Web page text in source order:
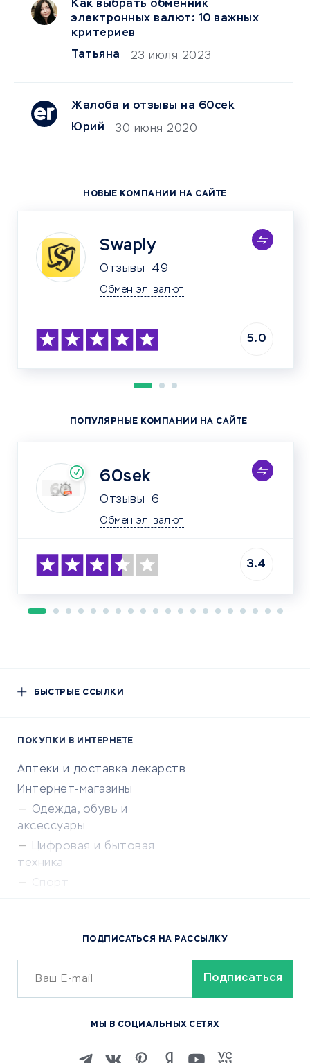
Как выбрать обменник
электронных валют: 10 важных
критериев
Татьяна
23 июля 2023
Жалоба и отзывы на 60cek
Юрий
30 июня 2020
НОВЫЕ КОМПАНИИ НА САЙТЕ
Swaply
Отзывы 49
Обмен эл. валют
5.0
ПОПУЛЯРНЫЕ КОМПАНИИ НА САЙТЕ
60sek
Отзывы 6
Обмен эл. валют
3.4
БЫСТРЫЕ ССЫЛКИ
ПОКУПКИ В ИНТЕРНЕТЕ
Аптеки и доставка лекарств
Интернет-магазины
Одежда, обувь и
аксессуары
Цифровая и бытовая
техника
Спорт
Сервисы доставки
ОБУЧЕНИЕ И РАБОТА
Изучение иностранных
ПОДПИСАТЬСЯ НА РАССЫЛКУ
МЫ В СОЦИАЛЬНЫХ СЕТЯХ